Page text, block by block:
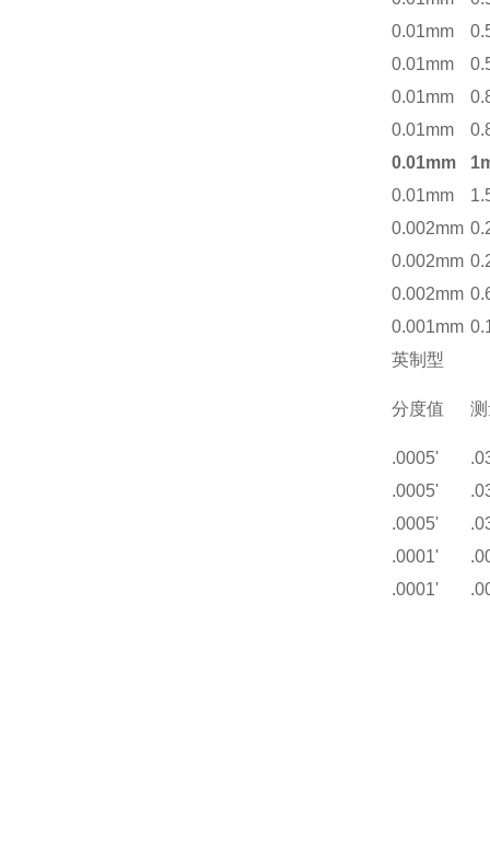
0.01mm
0.01mm
0.01mm
0.01mm
0.01mm
0.01mm
0.002mm
0.002mm
0.002mm
0.001mm
英制型
分度值
.0005'
.0005'
.0005'
.0001'
.0001'